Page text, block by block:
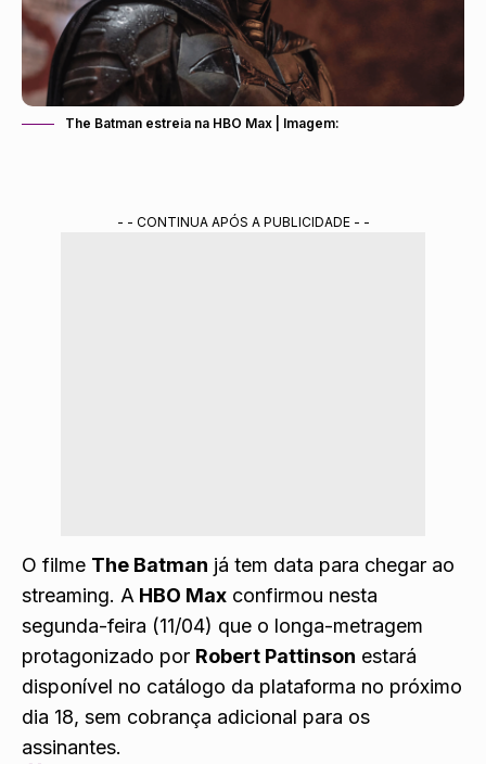
The Batman estreia na HBO Max | Imagem:
- - CONTINUA APÓS A PUBLICIDADE - -
O filme The Batman já tem data para chegar ao
streaming. A HBO Max confirmou nesta
segunda-feira (11/04) que o longa-metragem
protagonizado por Robert Pattinson estará
disponível no catálogo da plataforma no próximo
dia 18, sem cobrança adicional para os
assinantes.